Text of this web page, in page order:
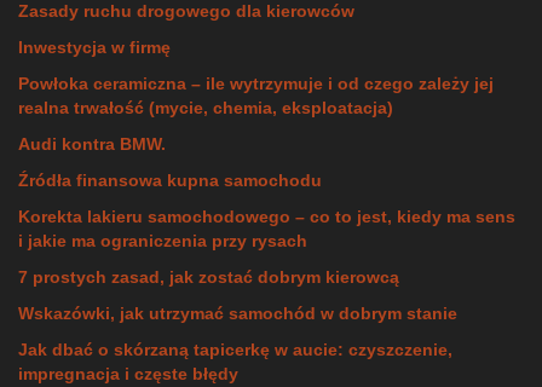
Zasady ruchu drogowego dla kierowców
Inwestycja w firmę
Powłoka ceramiczna – ile wytrzymuje i od czego zależy jej
realna trwałość (mycie, chemia, eksploatacja)
Audi kontra BMW.
Źródła finansowa kupna samochodu
Korekta lakieru samochodowego – co to jest, kiedy ma sens
i jakie ma ograniczenia przy rysach
7 prostych zasad, jak zostać dobrym kierowcą
Wskazówki, jak utrzymać samochód w dobrym stanie
Jak dbać o skórzaną tapicerkę w aucie: czyszczenie,
impregnacja i częste błędy